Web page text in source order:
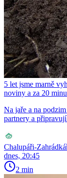
5 let jsme marně
noviny a za 20
Na jaře a na
partnery a
Chalupáři-
dnes, 20:45
2 min